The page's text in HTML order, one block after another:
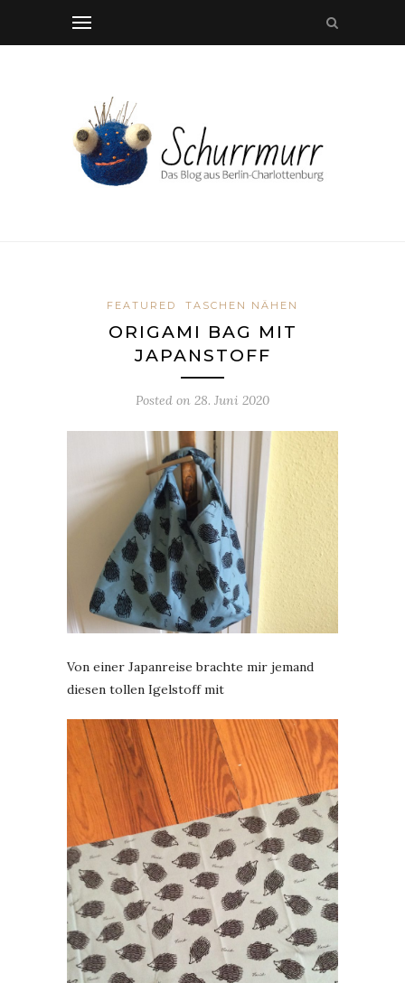
FEATURED TASCHEN NÄHEN
ORIGAMI BAG MIT
JAPANSTOFF
Posted on 28. Juni 2020
Von einer Japanreise brachte mir jemand
diesen tollen Igelstoff mit